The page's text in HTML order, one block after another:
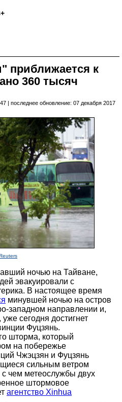
приближается к
360 тысяч
| последнее обновление: 07 декабря 2017
ночью на Тайване,
эвакуировали с
В настоящее время
минувшей ночью на остров
западном направлении и,
сегодня достигнет
Фуцзянь.
шторма, который
на побережье
Чжэцзян и Фуцзянь
сильным ветром
чем метеослужбы двух
штормовое
агентство Xinhua